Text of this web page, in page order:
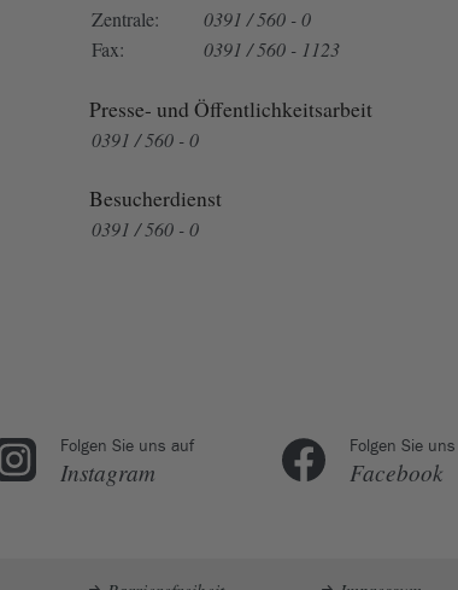
Zentrale:
0391 / 560 - 0
Fax:
0391 / 560 - 1123
Presse- und Öffentlichkeitsarbeit
0391 / 560 - 0
Besucherdienst
0391 / 560 - 0
Folgen Sie uns auf
Instagram
Folgen Sie
Facebook